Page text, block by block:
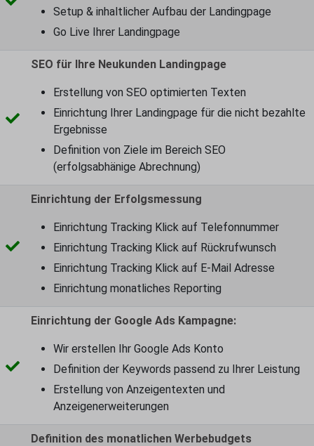
Setup & inhaltlicher Aufbau der Landingpage
Go Live Ihrer Landingpage
SEO für Ihre Neukunden Landingpage
Erstellung von SEO optimierten Texten
Einrichtung Ihrer Landingpage für die nicht bezahlte
Ergebnisse
Definition von Ziele im Bereich SEO
(erfolgsabhänige Abrechnung)
Einrichtung der Erfolgsmessung
Einrichtung Tracking Klick auf Telefonnummer
Einrichtung Tracking Klick auf Rückrufwunsch
Einrichtung Tracking Klick auf E-Mail Adresse
Einrichtung monatliches Reporting
Einrichtung der Google Ads Kampagne:
Wir erstellen Ihr Google Ads Konto
Definition der Keywords passend zu Ihrer Leistung
Erstellung von Anzeigentexten und
Anzeigenerweiterungen
Definition des monatlichen Werbebudgets